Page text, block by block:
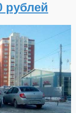
рублей